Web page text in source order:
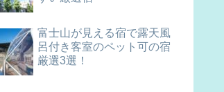
富士山が見える宿で露天風
呂付き客室のペット可の宿
厳選3選！